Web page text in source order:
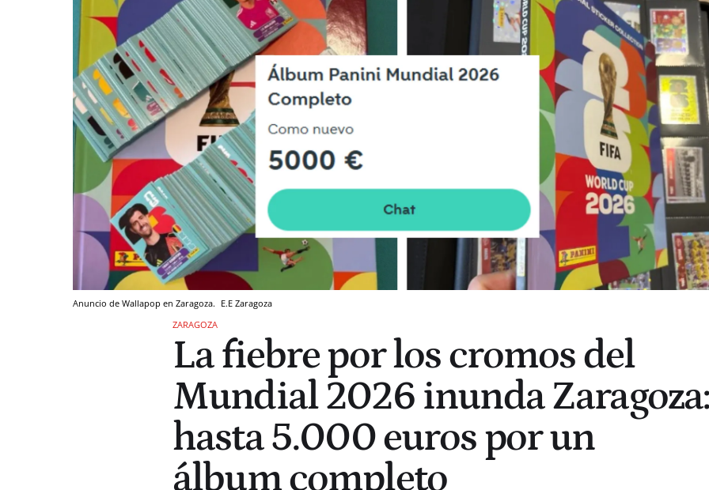
Anuncio de Wallapop en Zaragoza. E.E Zaragoza
ZARAGOZA
La fiebre por los cromos del
Mundial 2026 inunda
hasta 5.000 euros por un
álbum completo